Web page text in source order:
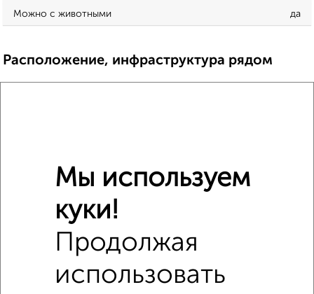
Можно с животными да
Расположение, инфраструктура рядом
Мы используем
куки!
Продолжая
использовать